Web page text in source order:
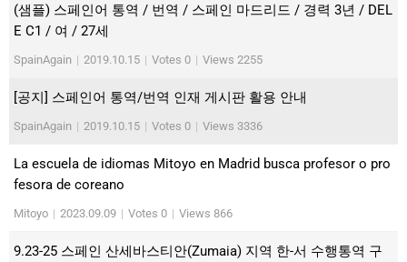
(샘플) 스페인어 통역 / 번역 / 스페인 마드리드 / 경력 3년 / DEL
E C1 / 여 / 27세
SpainAgain | 2019.10.15 | Votes 0 | Views 2255
[공지] 스페인어 통역/번역 인재 게시판 활용 안내
SpainAgain | 2019.10.15 | Votes 0 | Views 3336
La escuela de idiomas Mitoyo en Madrid busca profesor o pro
fesora de coreano
Mitoyo | 2023.09.09 | Votes 0 | Views 866
9.23-25 스페인 산세바스티안(Zumaia) 지역 한-서 수행통역 구